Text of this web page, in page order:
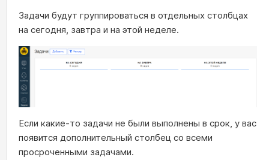
Задачи будут группироваться в отдельных столбцах
на сегодня, завтра и на этой неделе.
Если какие-то задачи не были выполнены в срок, у вас
появится дополнительный столбец со всеми
просроченными задачами.